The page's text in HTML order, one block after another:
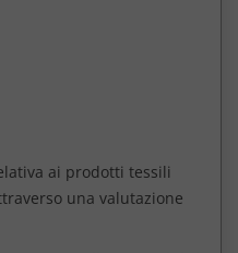
ai prodotti tessili
una valutazione